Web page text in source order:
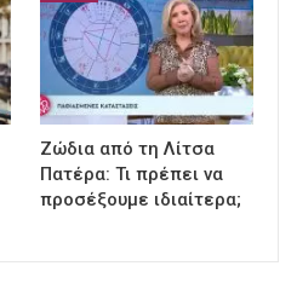
Ζώδια από τη Λίτσα
Πατέρα: Τι πρέπει να
προσέξουμε ιδιαίτερα;